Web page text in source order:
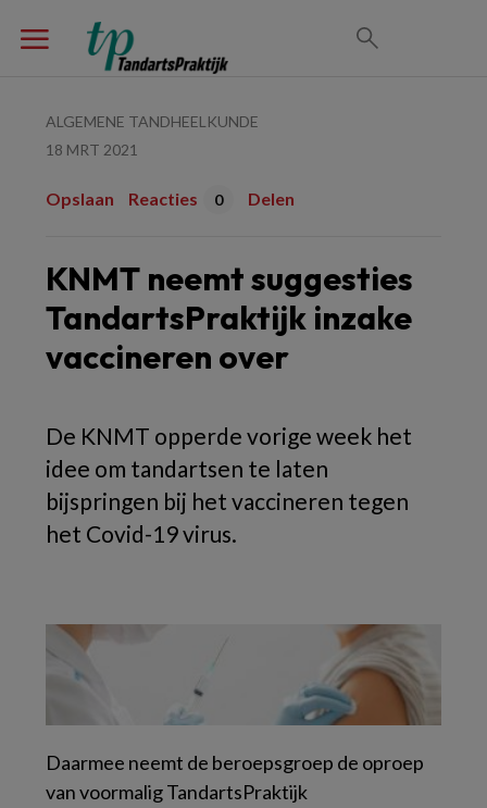
ALGEMENE TANDHEELKUNDE
18 MRT 2021
Opslaan Reacties 0 Delen
KNMT neemt suggesties
TandartsPraktijk inzake
vaccineren over
De KNMT opperde vorige week het
idee om tandartsen te laten
bijspringen bij het vaccineren tegen
het Covid-19 virus.
Daarmee neemt de beroepsgroep de oproep
van voormalig TandartsPraktijk